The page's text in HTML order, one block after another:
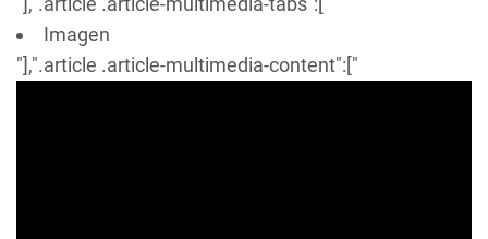
Imagen
"],".article .article-multimedia-content":["